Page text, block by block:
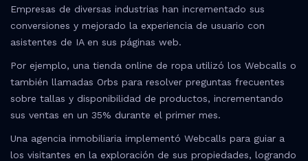
Empresas de diversas industrias han incrementado sus
conversiones y mejorado la experiencia de usuario con
asistentes de IA en sus páginas web.
Por ejemplo, una tienda online de ropa utilizó los Webcalls o
también llamadas Orbs para resolver preguntas frecuentes
sobre tallas y disponibilidad de productos, incrementando
sus ventas en un 35% durante el primer mes.
Una agencia inmobiliaria implementó Webcalls para guiar a
los visitantes en la exploración de sus propiedades, logrando